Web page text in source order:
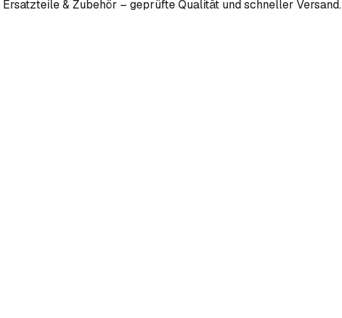
& Zubehör – geprüfte Qualität und schneller Versand.